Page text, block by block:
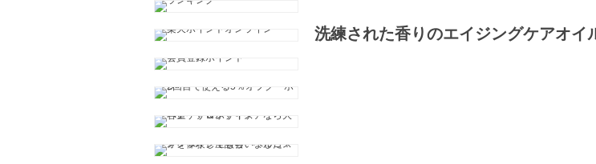
洗練された香りのエイジングケアオイ